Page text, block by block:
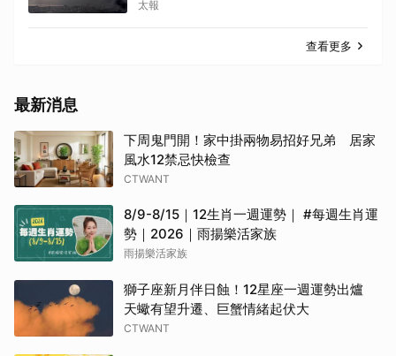
太報
查看更多
最新消息
下周鬼門開！家中掛兩物易招好兄弟 居家
風水12禁忌快檢查
CTWANT
8/9-8/15｜12生肖一週運勢｜ #每週生肖運
勢｜2026｜雨揚樂活家族
雨揚樂活家族
獅子座新月伴日蝕！12星座一週運勢出爐
天蠍有望升遷、巨蟹情緒起伏大
CTWANT